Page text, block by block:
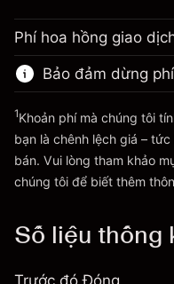
Đi đến nền tảng
trị vị thế.
Quy mô giao dịch
Tiền từ đòn bẩy ~ $
Đi đến nền tảng
Phí hoa hồng giao
Bảo đảm dừng
1Khoản phí mà chúng tôi
bạn là chênh lệch giá –
bán. Vui lòng tham khảo
chúng tôi để biết thêm
Số liệu thống
Trước đó Đóng